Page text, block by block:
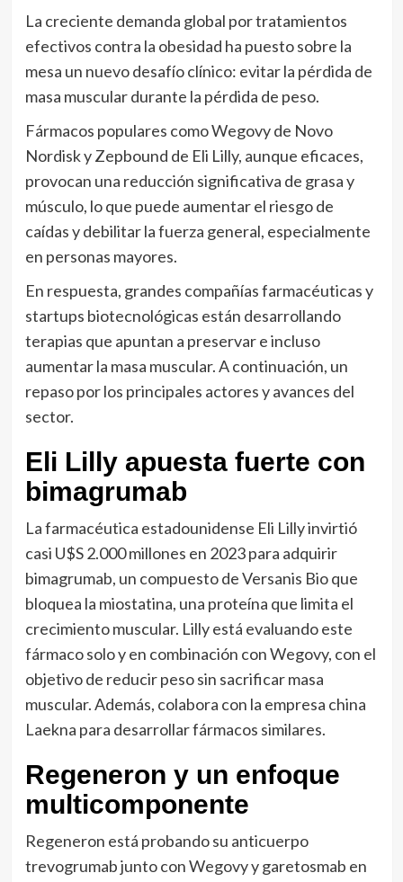
La creciente demanda global por tratamientos
efectivos contra la obesidad ha puesto sobre la
mesa un nuevo desafío clínico: evitar la pérdida de
masa muscular durante la pérdida de peso.
Fármacos populares como Wegovy de Novo
Nordisk y Zepbound de Eli Lilly, aunque eficaces,
provocan una reducción significativa de grasa y
músculo, lo que puede aumentar el riesgo de
caídas y debilitar la fuerza general, especialmente
en personas mayores.
En respuesta, grandes compañías farmacéuticas y
startups biotecnológicas están desarrollando
terapias que apuntan a preservar e incluso
aumentar la masa muscular. A continuación, un
repaso por los principales actores y avances del
sector.
Eli Lilly apuesta fuerte con
bimagrumab
La farmacéutica estadounidense Eli Lilly invirtió
casi U$S 2.000 millones en 2023 para adquirir
bimagrumab, un compuesto de Versanis Bio que
bloquea la miostatina, una proteína que limita el
crecimiento muscular. Lilly está evaluando este
fármaco solo y en combinación con Wegovy, con el
objetivo de reducir peso sin sacrificar masa
muscular. Además, colabora con la empresa china
Laekna para desarrollar fármacos similares.
Regeneron y un enfoque
multicomponente
Regeneron está probando su anticuerpo
trevogrumab junto con Wegovy y garetosmab en